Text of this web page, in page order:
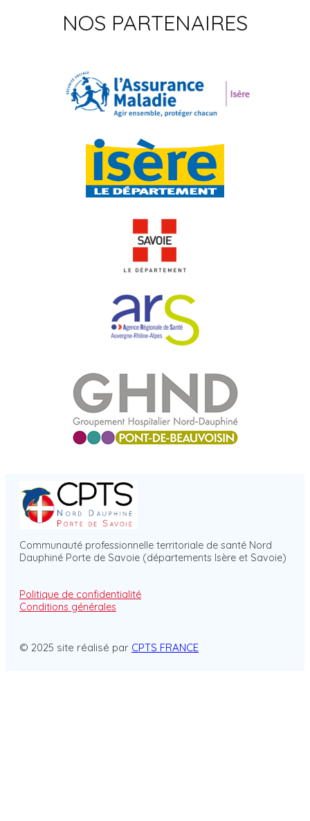
NOS PARTENAIRES
Communauté professionnelle territoriale de santé Nord
Dauphiné Porte de Savoie (départements Isère et Savoie)
Politique de confidentialité
Conditions générales
© 2025 site réalisé par CPTS FRANCE